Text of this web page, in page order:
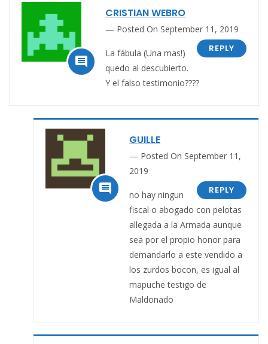

CRISTIAN WEBRO
Posted On September 11, 2019
REPLY
La fábula (Una mas!)
quedo al descubierto.
Y el falso testimonio????

GUILLE
Posted On September 11,
2019
REPLY
no hay ningun
fiscal o abogado con pelotas
allegada a la Armada aunque
sea por el propio honor para
demandarlo a este vendido a
los zurdos bocon, es igual al
mapuche testigo de
Maldonado